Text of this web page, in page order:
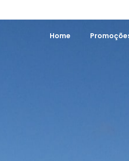
Home